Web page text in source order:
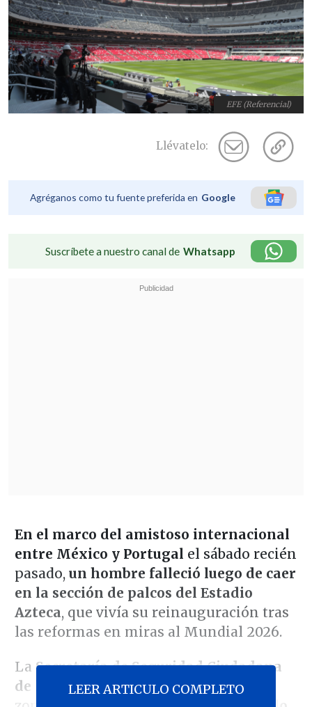
EFE (Referencial)
Llévatelo:
Agréganos como tu fuente preferida en Google
Suscríbete a nuestro canal de Whatsapp
En el marco del amistoso internacional
entre México y Portugal el sábado recién
pasado, un hombre falleció luego de caer
en la sección de palcos del Estadio
Azteca, que vivía su reinauguración tras
las reformas en miras al Mundial 2026.
La Secretaría de Seguridad Ciudadana
de la Ciudad de México detalló: "En la
LEER ARTICULO COMPLETO